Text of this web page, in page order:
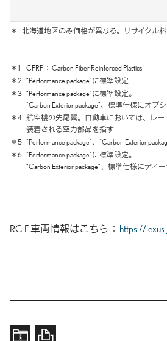
＊ 北海道地区のみ価格が異なる。 リサイクル
＊1 CFRP
Carbon Fiber Reinforced Plastics
＊2 “Performance package”に標準設定
＊3 “Performance package”に標準設定。
“Carbon Exterior package”、 標準仕様にオプ
＊4 航空機の先尾翼。自動車においては、 レ
装着される空力部品を指す
＊5 “Performance package”、 “Carbon Exterior
＊6 “Performance package”に標準設定。
“Carbon Exterior package”、 標準仕様にディ
RC F 車両情報はこちら https://